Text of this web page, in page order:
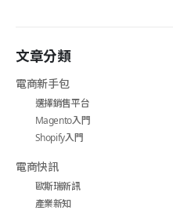
文章分類
電商新手包
選擇銷售平台
Magento入門
Shopify入門
電商快訊
歐斯瑞新訊
產業新知